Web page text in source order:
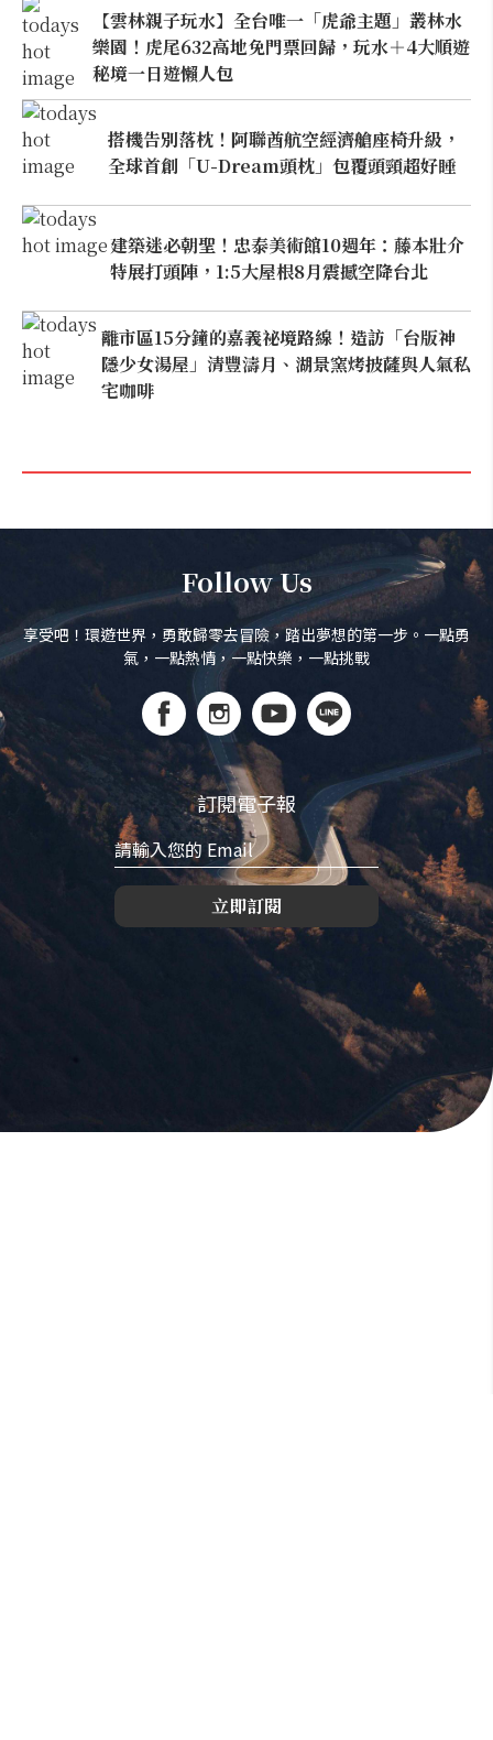
【雲林親子玩水】全台唯一「虎爺主題」叢林水
樂園！虎尾632高地免門票回歸，玩水＋4大順遊
秘境一日遊懶人包
搭機告別落枕！阿聯酋航空經濟艙座椅升級，
全球首創「U-Dream頭枕」包覆頭頸超好睡
建築迷必朝聖！忠泰美術館10週年：藤本壯介
特展打頭陣，1:5大屋根8月震撼空降台北
離市區15分鐘的嘉義祕境路線！造訪「台版神
隱少女湯屋」清豐濤月、湖景窯烤披薩與人氣私
宅咖啡
Follow Us
享受吧！環遊世界，勇敢歸零去冒險，踏出夢想的第一步。一點勇
氣，一點熱情，一點快樂，一點挑戰
訂閱電子報
立即訂閱